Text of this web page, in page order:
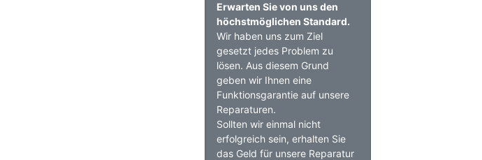
Erwarten Sie von uns den
höchstmöglichen Standard.
Wir haben uns zum Ziel
gesetzt jedes Problem zu
lösen. Aus diesem Grund
geben wir Ihnen eine
Funktionsgarantie auf unsere
Reparaturen.
Sollten wir einmal nicht
erfolgreich sein, erhalten Sie
das Geld für unsere Reparatur